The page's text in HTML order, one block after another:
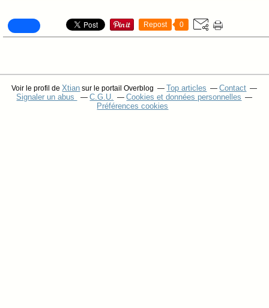
Repost 0
Voir le profil deXtian sur le portail Overblog Top articles
Contact
Signaler un abus
C.G.U.
Cookies et données personnelles
Préférences cookies